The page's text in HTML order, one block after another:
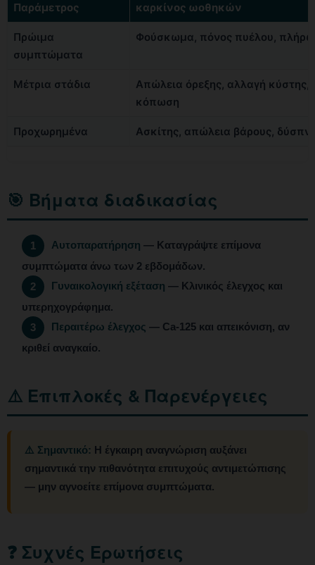
Παράμετρος καρκίνος ωοθηκών
Πρώιμα
συμπτώματα
Φούσκωμα, πόνος πυέλου,
Μέτρια στάδια
Απώλεια όρεξης, αλλαγή κύστης,
κόπωση
Προχωρημένα Ασκίτης, απώλεια βάρους,
🎯 Βήματα διαδικασίας
1 Αυτοπαρατήρηση — Καταγράψτε επίμονα
συμπτώματα άνω των 2 εβδομάδων.
2
Γυναικολογική εξέταση — Κλινικός έλεγχος και
υπερηχογράφημα.
3
Περαιτέρω έλεγχος — Ca-125 και απεικόνιση, αν
κριθεί αναγκαίο.
⚠️ Επιπλοκές & Παρενέργειες
⚠️ Σημαντικό: Η έγκαιρη αναγνώριση αυξάνει
σημαντικά την πιθανότητα επιτυχούς αντιμετώπισης
— μην αγνοείτε επίμονα συμπτώματα.
❓ Συχνές Ερωτήσεις